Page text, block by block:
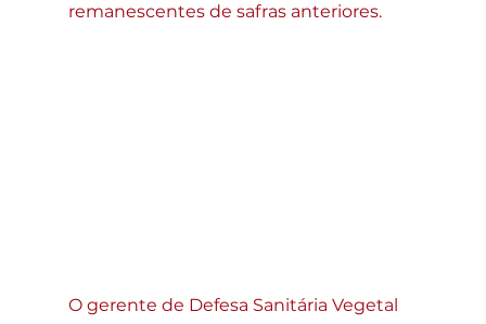
remanescentes de safras anteriores.
O gerente de Defesa Sanitária Vegetal